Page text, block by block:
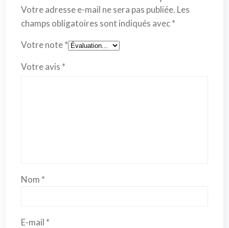
Votre adresse e-mail ne sera pas publiée. Les
champs obligatoires sont indiqués avec*
Votre note*
Votre avis *
Nom *
E-mail *